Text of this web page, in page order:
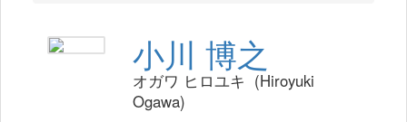
小川 博之
オガワ ヒロユキ (Hiroyuki
Ogawa)